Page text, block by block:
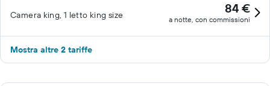
Camera king, 1 letto king size 84 €
a notte, con commissioni
Mostra altre 2 tariffe